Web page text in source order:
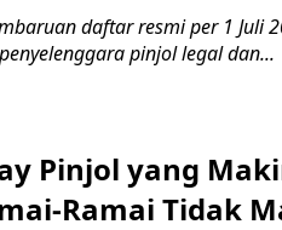
daftar resmi per 1 Juli
pinjol legal dan...
Pinjol yang
Ramai Tidak